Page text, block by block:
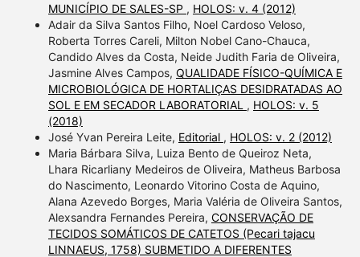
MUNICÍPIO DE SALES-SP , HOLOS: v. 4 (2012)
Adair da Silva Santos Filho, Noel Cardoso Veloso,
Roberta Torres Careli, Milton Nobel Cano-Chauca,
Candido Alves da Costa, Neide Judith Faria de Oliveira,
Jasmine Alves Campos, QUALIDADE FÍSICO-QUÍMICA E
MICROBIOLÓGICA DE HORTALIÇAS DESIDRATADAS AO
SOL E EM SECADOR LABORATORIAL , HOLOS: v. 5
(2018)
José Yvan Pereira Leite, Editorial , HOLOS: v. 2 (2012)
Maria Bárbara Silva, Luiza Bento de Queiroz Neta,
Lhara Ricarliany Medeiros de Oliveira, Matheus Barbosa
do Nascimento, Leonardo Vitorino Costa de Aquino,
Alana Azevedo Borges, Maria Valéria de Oliveira Santos,
Alexsandra Fernandes Pereira, CONSERVAÇÃO DE
TECIDOS SOMÁTICOS DE CATETOS (Pecari tajacu
LINNAEUS, 1758) SUBMETIDO A DIFERENTES